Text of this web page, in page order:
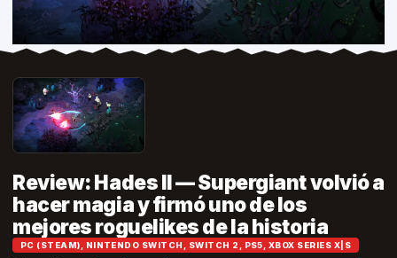
Review: Hades II — Supergiant volvió a
hacer magia y firmó uno de los
mejores roguelikes de la historia
PC (STEAM), NINTENDO SWITCH, SWITCH 2, PS5, XBOX SERIES X|S